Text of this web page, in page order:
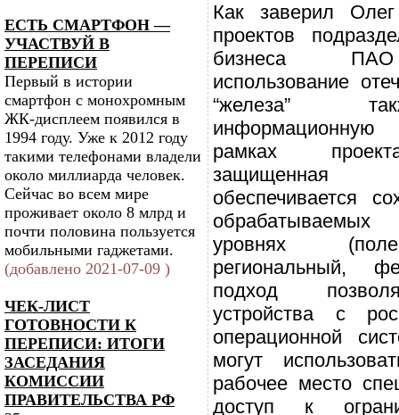
ЕСТЬ СМАРТФОН —
УЧАСТВУЙ В
ПЕРЕПИСИ
Первый в истории
смартфон с монохромным
ЖК-дисплеем появился в
1994 году. Уже к 2012 году
такими телефонами владели
около миллиарда человек.
Сейчас во всем мире
проживает около 8 млрд и
почти половина пользуется
мобильными гаджетами.
(добавлено 2021-07-09 )
ЧЕК-ЛИСТ
ГОТОВНОСТИ К
ПЕРЕПИСИ: ИТОГИ
ЗАСЕДАНИЯ
КОМИССИИ
ПРАВИТЕЛЬСТВА РФ
Как заверил
проектов
бизнеса ПАО
использование
“железа”
рамках
защищенная
обеспечивается
уровнях
региональный,
подход
устройства с
операционной
могут
рабочее место
доступ к